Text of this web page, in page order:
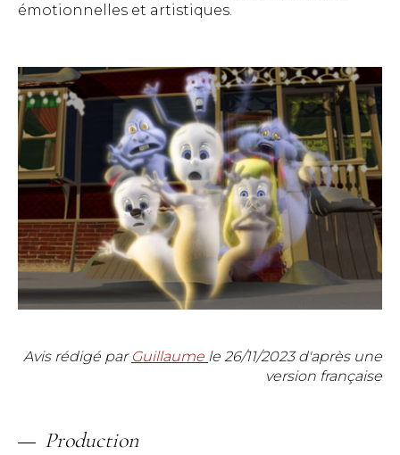
émotionnelles et artistiques.
Avis rédigé par Guillaume le 26/11/2023d'après une
version française
Production